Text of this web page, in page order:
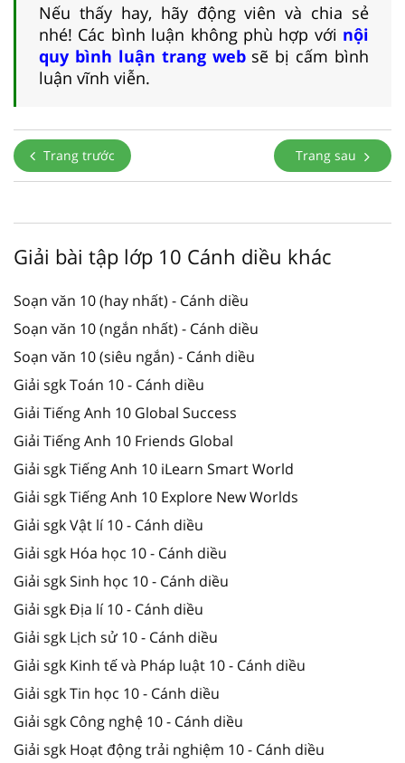
Nếu thấy hay, hãy động viên và chia sẻ
nhé! Các bình luận không phù hợp với nội
quy bình luận trang websẽ bị cấm bình
luận vĩnh viễn.
Trang trước Trang sau
Giải bài tập lớp 10 Cánh diều khác
Soạn văn 10 (hay nhất) - Cánh diều
Soạn văn 10 (ngắn nhất) - Cánh diều
Soạn văn 10 (siêu ngắn) - Cánh diều
Giải sgk Toán 10 - Cánh diều
Giải Tiếng Anh 10 Global Success
Giải Tiếng Anh 10 Friends Global
Giải sgk Tiếng Anh 10 iLearn Smart World
Giải sgk Tiếng Anh 10 Explore New Worlds
Giải sgk Vật lí 10 - Cánh diều
Giải sgk Hóa học 10 - Cánh diều
Giải sgk Sinh học 10 - Cánh diều
Giải sgk Địa lí 10 - Cánh diều
Giải sgk Lịch sử 10 - Cánh diều
Giải sgk Kinh tế và Pháp luật 10 - Cánh diều
Giải sgk Tin học 10 - Cánh diều
Giải sgk Công nghệ 10 - Cánh diều
Giải sgk Hoạt động trải nghiệm 10 - Cánh diều